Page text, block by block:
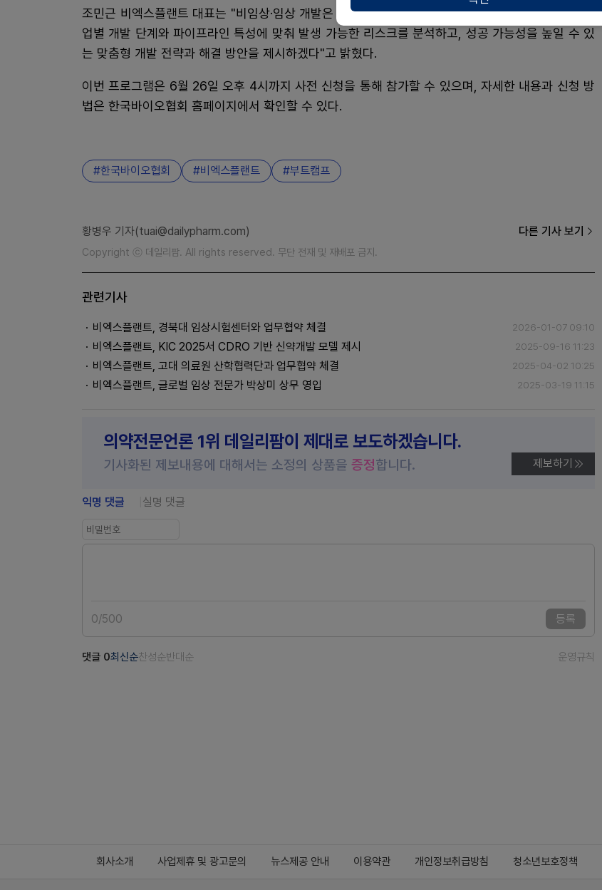
조민근 비엑스플랜트 대표는 "비임상·임상 개발은 기술사업화의 성패를 좌우하는 핵심 단계"라며 "기
업별 개발 단계와 파이프라인 특성에 맞춰 발생 가능한 리스크를 분석하고, 성공 가능성을 높일 수 있
는 맞춤형 개발 전략과 해결 방안을 제시하겠다"고 밝혔다.
이번 프로그램은 6월 26일 오후 4시까지 사전 신청을 통해 참가할 수 있으며, 자세한 내용과 신청 방
법은 한국바이오협회 홈페이지에서 확인할 수 있다.
한국바이오협회 비엑스플랜트 부트캠프
황병우 기자(tuai@dailypharm.com) 다른 기사 보기
Copyright ⓒ 데일리팜. All rights reserved. 무단 전재 및 재배포 금지.
관련기사
비엑스플랜트, 경북대 임상시험센터와 업무협약 체결 2026-01-07 09:10
비엑스플랜트, KIC 2025서 CDRO 기반 신약개발 모델 제시 2025-09-16 11:23
비엑스플랜트, 고대 의료원 산학협력단과 업무협약 체결 2025-04-02 10:25
비엑스플랜트, 글로벌 임상 전문가 박상미 상무 영입 2025-03-19 11:15
의약전문언론 1위 데일리팜이 제대로 보도하겠습니다.
기사화된 제보내용에 대해서는 소정의 상품을 증정합니다. 제보하기
익명 댓글 실명 댓글
0/500 등록
댓글 0최신순찬성순반대순 운영규칙
회사소개 사업제휴 및 광고문의 뉴스제공 안내 이용약관 개인정보취급방침 청소년보호정책